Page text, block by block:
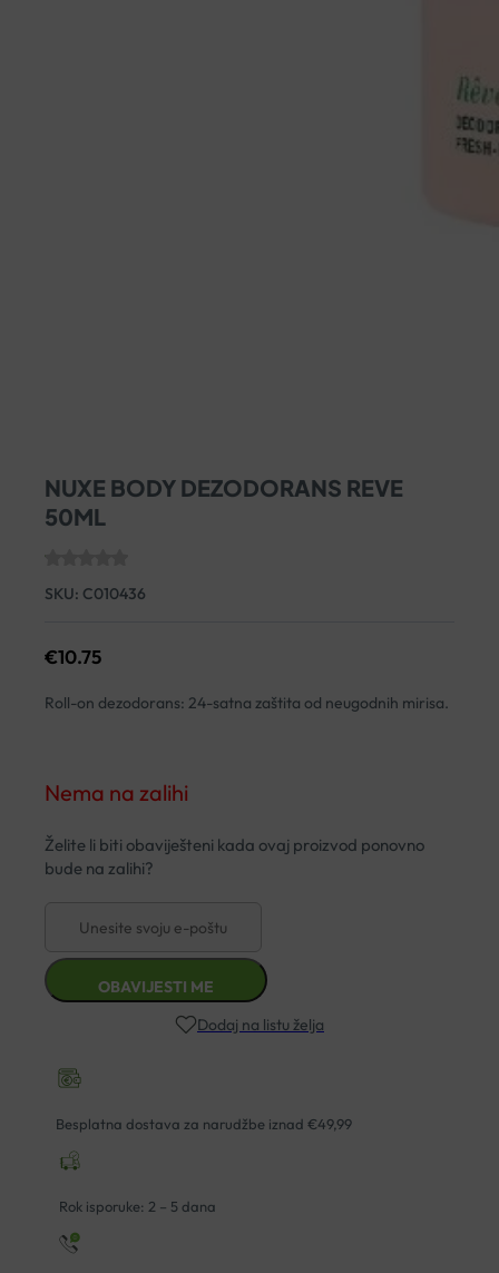
NUXE BODY DEZODORANS REVE
50ML
SKU: C010436
€10.75
Roll-on dezodorans: 24-satna zaštita od neugodnih mirisa.
Nema na zalihi
Dodaj na listu želja
Besplatna dostava za narudžbe iznad €49,99
Rok isporuke: 2 – 5 dana